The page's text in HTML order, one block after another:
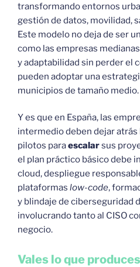
transformando entornos
gestión de datos, movilidad,
Este modelo no deja de ser
como las empresas
y adaptabilidad sin perder el
pueden adoptar una
municipios de tamaño medio.
Y es que en España, las
intermedio deben dejar atrás
pilotos paraescalarsus
el plan práctico básico debe
cloud, despliegue
plataformas low-code,
y blindaje de ciberseguridad
involucrando tanto al CISO
negocio.
Vales lo que produces